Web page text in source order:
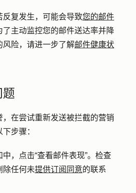
反复发生，可能会导致您的邮件
了主动监控您的邮件送达率并降
风险，请进一步了解邮件健康状
，在尝试重新发送被拦截的营销
步骤：
中，点击“查看邮件表现”。检查
除任何未提供订阅同意的联系